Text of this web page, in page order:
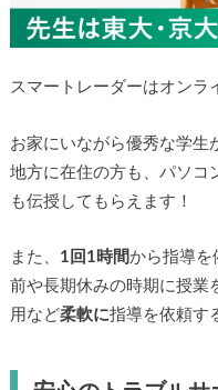
スマートレーダーはオンラ
お家にいながら優秀な学生
地方に在住の方も、パソコ
も伝授してもらえます！
また、 1回1時間から指導を
前や長期休みの時期に授業
用など柔軟に指導を依頼す